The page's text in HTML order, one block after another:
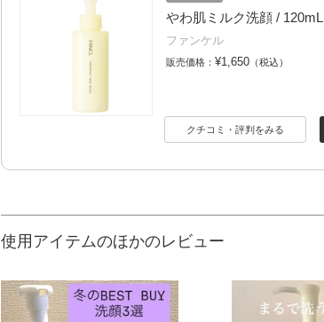
やわ肌ミルク洗顔 / 120mL
ファンケル
販売価格： ¥1,650 （税込）
クチコミ・評判をみる
使用アイテムのほかのレビュー